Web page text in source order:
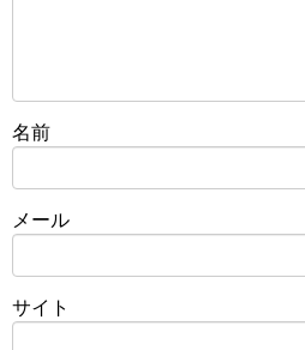
名前
メール
サイト